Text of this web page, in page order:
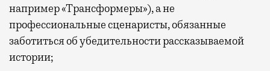
например «Трансформеры»), а не
профессиональные сценаристы, обязанные
заботиться об убедительности рассказываемой
истории;